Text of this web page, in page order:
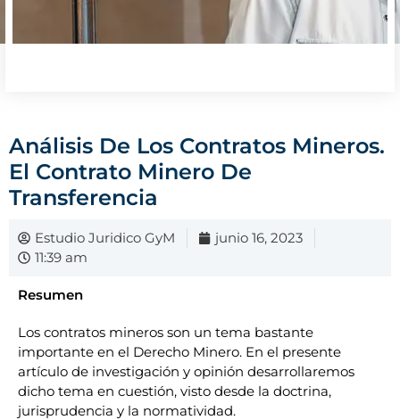
Análisis De Los Contratos Mineros.
El Contrato Minero De
Transferencia
Estudio Juridico GyM
junio 16, 2023
11:39 am
Resumen
Los contratos mineros son un tema bastante
importante en el Derecho Minero. En el presente
artículo de investigación y opinión desarrollaremos
dicho tema en cuestión, visto desde la doctrina,
jurisprudencia y la normatividad.